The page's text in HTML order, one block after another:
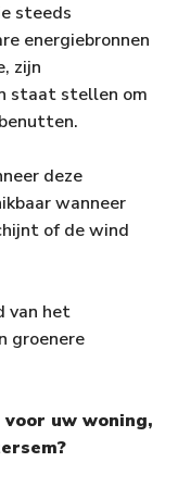
steeds
energiebronnen
zijn
staat stellen om
deze
wanneer
of de wind
van het
groenere
uw woning,